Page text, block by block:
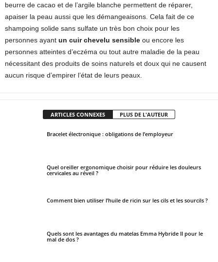
beurre de cacao et de l’argile blanche permettent de réparer,
apaiser la peau aussi que les démangeaisons. Cela fait de ce
shampoing solide sans sulfate un très bon choix pour les
personnes ayant un cuir chevelu sensible ou encore les
personnes atteintes d’eczéma ou tout autre maladie de la peau
nécessitant des produits de soins naturels et doux qui ne causent
aucun risque d’empirer l’état de leurs peaux.
ARTICLES CONNEXES PLUS DE L'AUTEUR
Bracelet électronique : obligations de l’employeur
Quel oreiller ergonomique choisir pour réduire les douleurs
cervicales au réveil ?
Comment bien utiliser l’huile de ricin sur les cils et les sourcils ?
Quels sont les avantages du matelas Emma Hybride II pour le
mal de dos ?